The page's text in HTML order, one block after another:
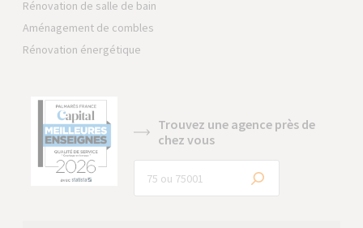
Rénovation de salle de bain
Aménagement de combles
Rénovation énergétique
Trouvez une agence près de
chez vous